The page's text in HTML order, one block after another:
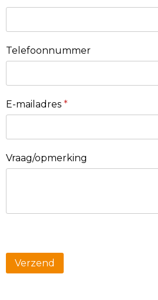
Telefoonnummer
E-mailadres *
Vraag/opmerking